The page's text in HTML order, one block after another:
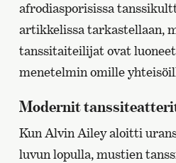
afrodiasporisissa
artikkelissa tarkastellaan,
tanssitaiteilijat ovat
menetelmin omille
Modernit
Kun Alvin Ailey aloitti
luvun lopulla, mustien